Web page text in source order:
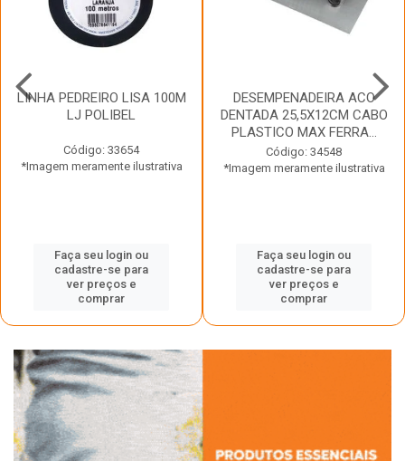
LINHA PEDREIRO LISA 100M
LJ POLIBEL
Código: 33654
*Imagem meramente ilustrativa
Faça seu login ou
cadastre-se para
ver preços e
comprar
DESEMPENADEIRA ACO
DENTADA 25,5X12CM CABO
PLASTICO MAX FERRA...
Código: 34548
*Imagem meramente ilustrativa
Faça seu login ou
cadastre-se para
ver preços e
comprar